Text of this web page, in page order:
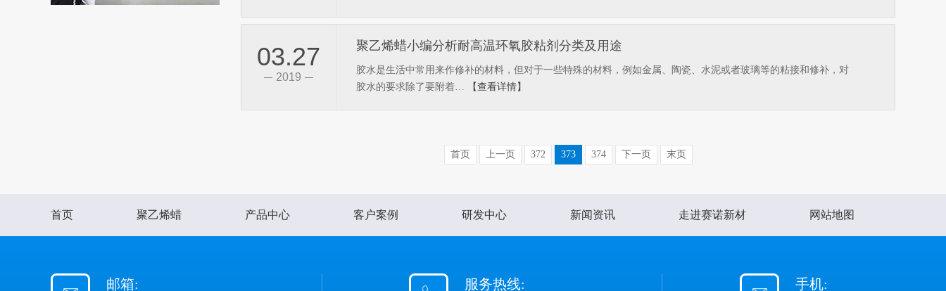
03.27
2019
聚乙烯蜡小编分析耐高温环氧胶粘剂分类及用途
胶水是生活中常用来作修补的材料，但对于一些特殊的材料，例如金属、陶瓷、水泥或者玻璃等的粘接和修补，对
胶水的要求除了要附着…
【查看详情】
首页 上一页 372 373 374 下一页 末页
首页 聚乙烯蜡 产品中心 客户案例 研发中心 新闻资讯 走进赛诺新材 网站地图
邮箱: 服务热线: 手机: